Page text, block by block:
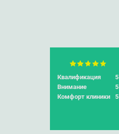
Квалификация
5
Внимание
5
Комфорт клиники
5